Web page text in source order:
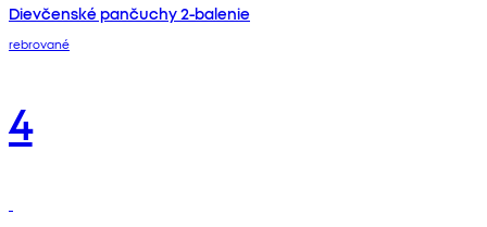
Dievčenské pančuchy 2-balenie
rebrované
4